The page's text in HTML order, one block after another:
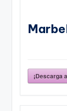
¡Descarga